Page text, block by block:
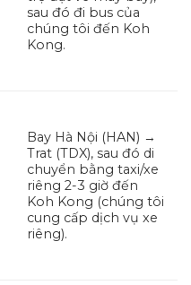
sau đó đi bus của
chúng tôi đến Koh
Kong.
Bay Hà Nội (HAN) →
Trat (TDX), sau đó di
chuyển bằng taxi/xe
riêng 2-3 giờ đến
Koh Kong (chúng tôi
cung cấp dịch vụ xe
riêng).